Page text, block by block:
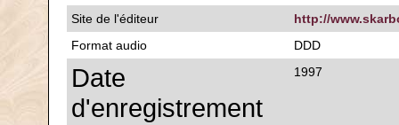
Site de l'éditeur
http://
Format audio
DDD
Date
d'enregistrement
1997